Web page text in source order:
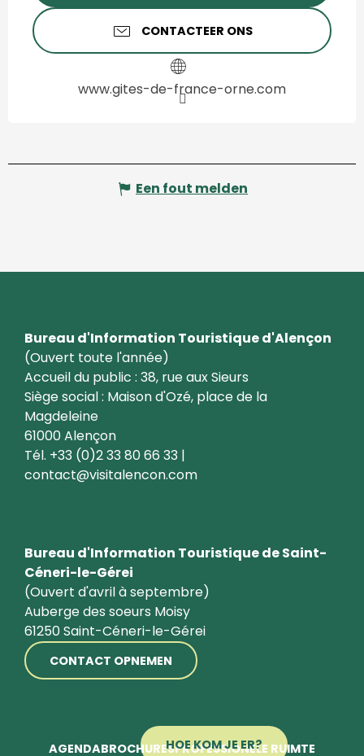
CONTACTEER ONS
www.gites-de-france-orne.com
Een fout melden
Bureau d'Information Touristique d'Alençon
(Ouvert toute l'année)
Accueil du public : 38, rue aux Sieurs
Siège social : Maison d'Ozé, place de la
Magdeleine
61000 Alençon
Tél. +33 (0)2 33 80 66 33 |
contact@visitalencon.com
Bureau d'Information Touristique de Saint-
Céneri-le-Gérei
(Ouvert d'avril à septembre)
Auberge des soeurs Moisy
61250 Saint-Céneri-le-Gérei
CONTACT OPNEMEN
HOE KOM JE ER?
AGENDABROCHURESPROFESSIONELE RUIMTE